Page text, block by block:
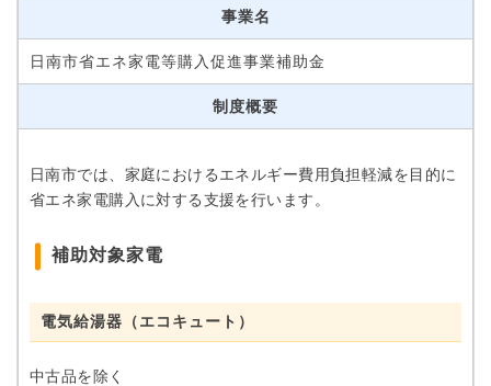
事業名
日南市省エネ家電等購入促進事業補助金
制度概要
日南市では、家庭におけるエネルギー費用負担軽減を目的に
省エネ家電購入に対する支援を行います。
補助対象家電
電気給湯器（エコキュート）
中古品を除く